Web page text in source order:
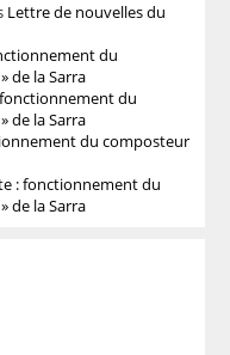
Lettre de nouvelles du
du
de la Sarra
fonctionnement du
de la Sarra
du composteur
: fonctionnement du
de la Sarra